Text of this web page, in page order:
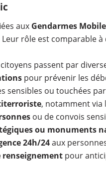
aux Gendarmes
Leur rôle est comparable à
passent par
pour prévenir les
sensibles ou touchées
, notamment via
ou de convois
ou monuments
24h/24aux
renseignementpour